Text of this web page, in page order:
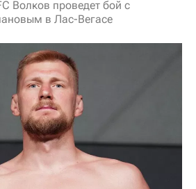
Волков проведет бой с
в Лас-Вегасе